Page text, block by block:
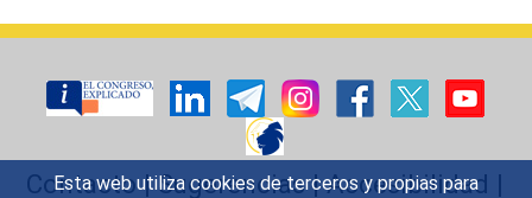
Esta web utiliza cookies de terceros y propias para
Contacto|Sugerencias|Accesibilidad |